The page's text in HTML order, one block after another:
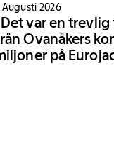
Augusti 2026
var en trevlig
Ovanåkers
på